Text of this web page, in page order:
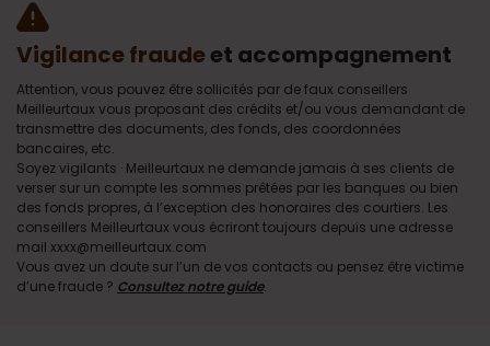
Vigilance fraudeet accompagnement
Attention, vous pouvez être sollicités par de faux conseillers
Meilleurtaux vous proposant des crédits et/ou vous demandant de
transmettre des documents, des fonds, des coordonnées
bancaires, etc.
Soyez vigilants · Meilleurtaux ne demande jamais à ses clients de
verser sur un compte les sommes prêtées par les banques ou bien
des fonds propres, à l’exception des honoraires des courtiers. Les
conseillers Meilleurtaux vous écriront toujours depuis une adresse
mail xxxx@meilleurtaux.com
Vous avez un doute sur l’un de vos contacts ou pensez être victime
d’une fraude ? Consultez notre guide.